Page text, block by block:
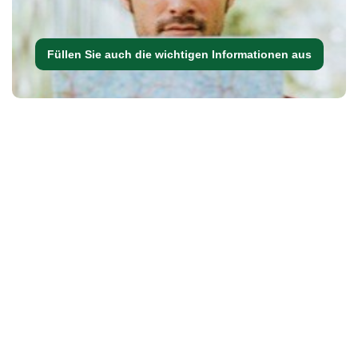
Füllen Sie auch die wichtigen Informationen aus